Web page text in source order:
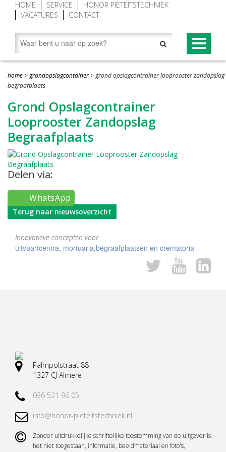
HOME SERVICE
HONOR PIËTEITSTECHNIEK
VACATURES
CONTACT
PRODUCTEN
Begraaftoestellen (grafliften)
Grafgroenraam
Grafbekisting aluminium
Looproosters (grafomranding)
Grafafdekkingen
Grondopslagcontainer
Vervoermiddelen
Rouwkransen standaard
NOVUM® CONCEPT
NOVUM®-XV premium begraaftoestel
Baarwagen NOVUM®
Lessenaar (spreekgestoelte) NOVUM®
Novum grafafdekking in kleur geanodiseerd
home >grondopslagcontainer >grond opslagcontrainer looprooster zandopslag
begraafplaats
Grond Opslagcontrainer
Looprooster Zandopslag
Begraafplaats
Delen via:
WhatsApp
Terug naar nieuwsoverzicht
Innovatieve concepten voor
uitvaartcentra, mortuaria,begraafplaatsen en crematoria
Palmpolstraat 88
1327 CJ Almere
036 521 96 05
info@honor-pieteitstechniek.nl
Zonder uitdrukkelijke schriftelijke toestemming van de uitgever is
het niet toegestaan, informatie, beeldmateriaal en foto's,